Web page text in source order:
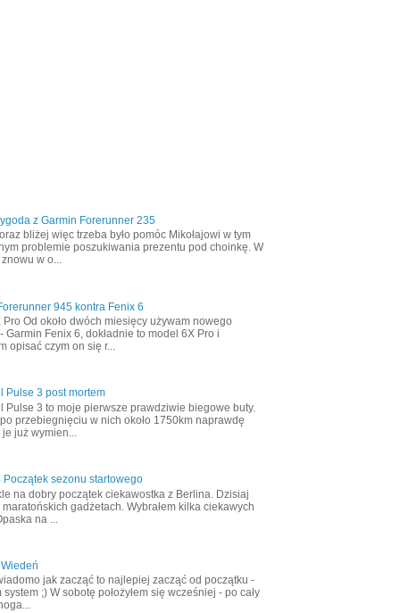
z Garmin Forerunner 235
bliżej więc trzeba było pomóc Mikołajowi w tym
problemie poszukiwania prezentu pod choinkę. W
w o...
945 kontra Fenix 6
Pro Od około dwóch miesięcy używam nowego
Garmin Fenix 6, dokładnie to model 6X Pro i
opisać czym on się r...
Pulse 3 post mortem
Pulse 3 to moje pierwsze prawdziwie biegowe buty.
przebiegnięciu w nich około 1750km naprawdę
już wymien...
Początek sezonu startowego
na dobry początek ciekawostka z Berlina. Dzisiaj
gadżetach. Wybrałem kilka ciekawych
na ...
jak zacząć to najlepiej zacząć od początku -
system ;) W sobotę położyłem się wcześniej - po cały